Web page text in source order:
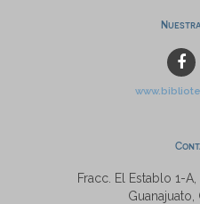
Fracc. El Establo 1-